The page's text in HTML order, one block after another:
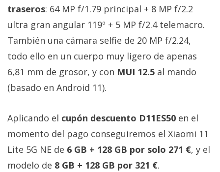
traseros: 64 MP f/1.79 principal + 8 MP f/2.2
ultra gran angular 119º + 5 MP f/2.4 telemacro.
También una cámara selfie de 20 MP f/2.24,
todo ello en un cuerpo muy ligero de apenas
6,81 mm de grosor, y con MUI 12.5 al mando
(basado en Android 11).
Aplicando el cupón descuento D11ES50 en el
momento del pago conseguiremos el Xiaomi 11
Lite 5G NE de 6 GB + 128 GB por solo 271 €, y el
modelo de 8 GB + 128 GB por 321 €.